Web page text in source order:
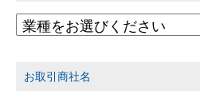
お取引商社名